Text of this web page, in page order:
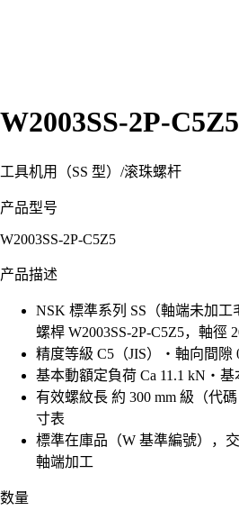
W2003SS-2P-
工具机用（SS 型） /滚珠螺杆
产品型号
W2003SS-2P-C5Z5
产品描述
NSK 標準系列 SS（軸端未加
螺桿 W2003SS-2P-C5Z5，軸徑
精度等級 C5（JIS）・軸向間隙
基本動額定負荷 Ca 11.1 kN・
有效螺紋長 約 300 mm 級（代
寸表
標準在庫品（W 基準編號），
軸端加工
数量